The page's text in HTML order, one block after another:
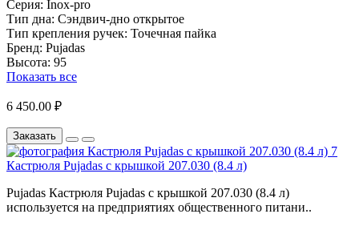
Серия: Inox-pro
Тип дна: Сэндвич-дно открытое
Тип крепления ручек: Точечная пайка
Бренд: Pujadas
Высота: 95
Показать все
6 450.00 ₽
Заказать
Кастрюля Pujadas с крышкой 207.030 (8.4 л)
Pujadas Кастрюля Pujadas с крышкой 207.030 (8.4 л)
используется на предприятиях общественного питани..